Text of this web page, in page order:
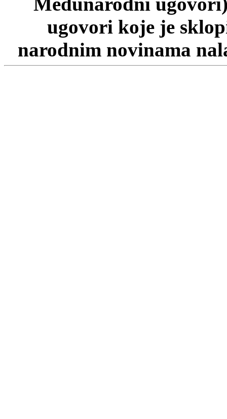
ugovori koje je
narodnim novinama